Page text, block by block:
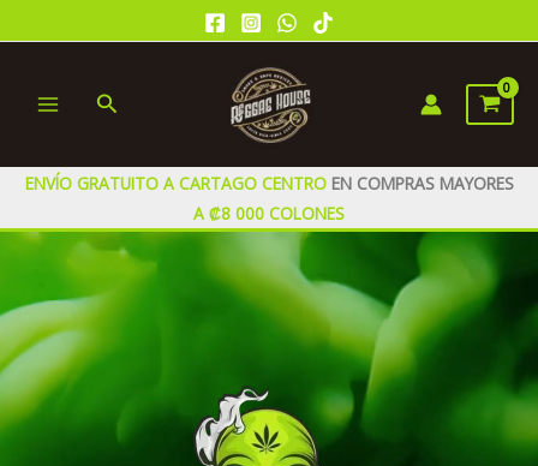
al
MENU
Buscar
ENVÍO GRATUITO A CARTAGO CENTRO EN COMPRAS MAYORES
A ₡8 000 COLONES